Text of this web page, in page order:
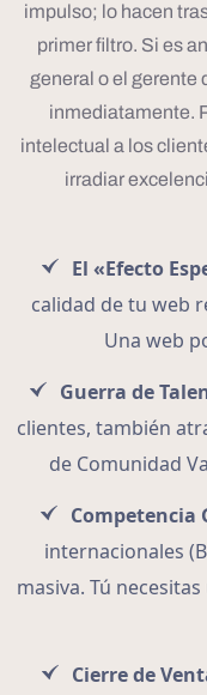
impulso; lo hacen
primer filtro. Si es
general o el gerente
inmediatamente.
intelectual a los
irradiar
El «Efecto
calidad de tu web
Una web
Guerra de
clientes, también
de Comunidad
Competencia
internacionales
masiva. Tú
Cierre de